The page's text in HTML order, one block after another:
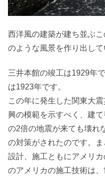
西洋風の建築が建ち並ぶ
のような風景を作り出して
三井本館の竣工は1929年
は1923年です。
この年に発生した関東大
興の模範を示すべく、建
の2倍の地震が来ても壊れ
の対策がされたのです。ま
設計、施工ともにアメリ
のアメリカの施工技術は